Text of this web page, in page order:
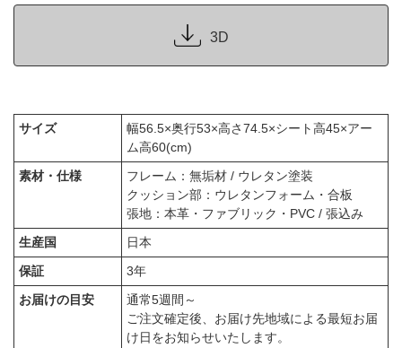
3D
サイズ
幅56.5×奥行53×高さ74.5×シート高45×アー
ム高60(cm)
素材・仕様
フレーム：無垢材 / ウレタン塗装
クッション部：ウレタンフォーム・合板
張地：本革・ファブリック・PVC / 張込み
生産国
日本
保証
3年
お届けの目安
通常5週間～
ご注文確定後、お届け先地域による最短お届
け日をお知らせいたします。